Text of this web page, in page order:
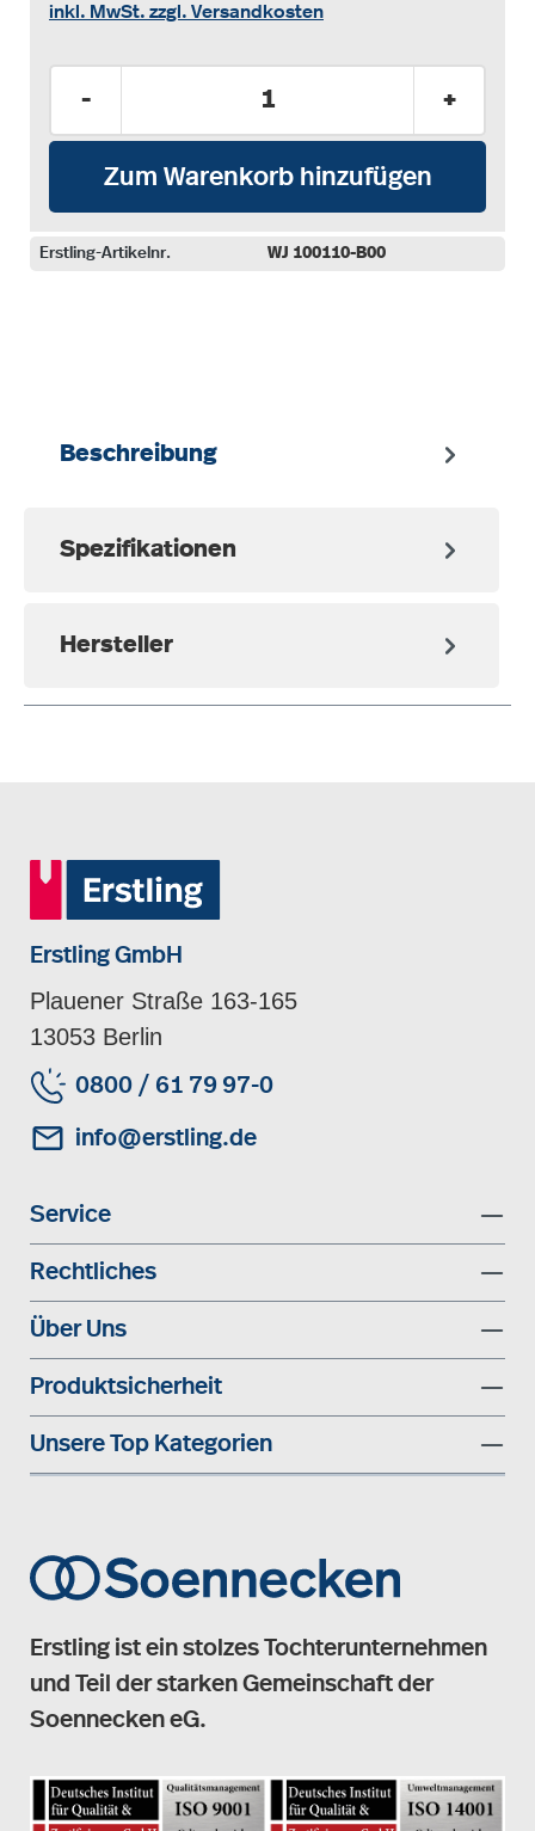
inkl. MwSt. zzgl. Versandkosten
- +
Zum Warenkorb hinzufügen
Erstling-Artikelnr. WJ 100110-B00
Beschreibung
Spezifikationen
Hersteller
Erstling GmbH
Plauener Straße 163-165
13053 Berlin
0800 / 61 79 97-0
info@erstling.de
Service
Rechtliches
Über Uns
Produktsicherheit
Unsere Top Kategorien
Erstling ist ein stolzes Tochterunternehmen
und Teil der starken Gemeinschaft der
Soennecken eG.